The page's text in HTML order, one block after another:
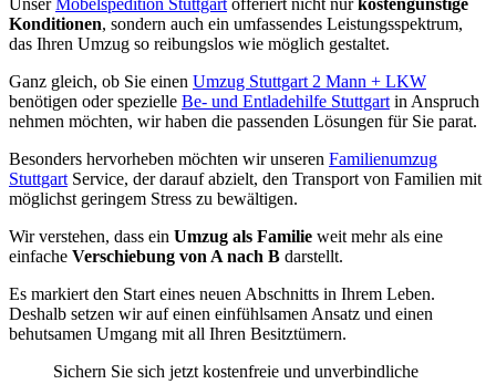
UnserMöbelspedition Stuttgart offeriert nicht nurkostengünstige
Konditionen, sondern auch ein umfassendes Leistungsspektrum,
das Ihren Umzug so reibungslos wie möglich gestaltet.
Ganz gleich, ob Sie einen Umzug Stuttgart 2 Mann + LKW
benötigen oder spezielle Be- und Entladehilfe Stuttgart in Anspruch
nehmen möchten, wir haben die passenden Lösungen für Sie parat.
Besonders hervorheben möchten wir unseren Familienumzug
Stuttgart Service, der darauf abzielt, den Transport von Familien mit
möglichst geringem Stress zu bewältigen.
Wir verstehen, dass ein Umzug als Familie weit mehr als eine
einfache Verschiebung von A nach B darstellt.
Es markiert den Start eines neuen Abschnitts in Ihrem Leben.
Deshalb setzen wir auf einen einfühlsamen Ansatz und einen
behutsamen Umgang mit all Ihren Besitztümern.
Sichern Sie sich jetzt kostenfreie und unverbindliche